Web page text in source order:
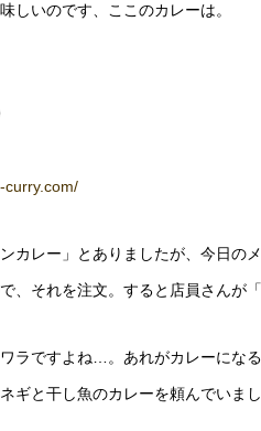
しいのです、ここのカレーは。
curry.com/
カレー」とありましたが、今日の
、それを注文。すると店員さんが
ラですよね…。あれがカレーにな
ギと干し魚のカレーを頼んでいま